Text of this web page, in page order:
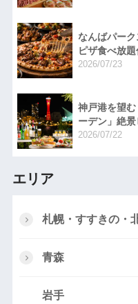
なんばパー
ピザ食べ放
2026/07/23
神戸港を望
ーデン」絶
2026/07/22
エリア
札幌・すすきの・
青森
岩手